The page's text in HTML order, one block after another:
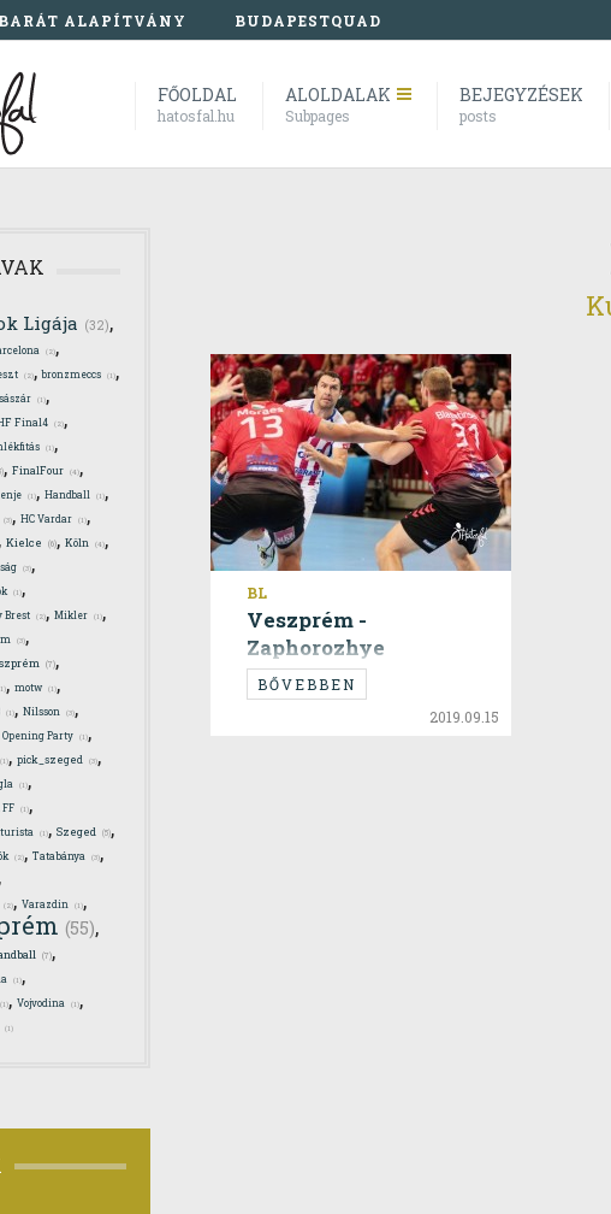
ALAPÍTVÁNY BUDAPESTQUAD
FŐOLDAL
hatosfal.hu
ALOLDALAK
Subpages
BEJEGYZÉSEK
posts
BL
Veszprém -
Zaphorozhye
BŐVEBBEN
2019.09.15
Ligája (32),
(2),
(2),bronzmeccs (1),
(1),
Final4 (2),
(1),
, FinalFour (4),
(1), Handball (1),
(3), HC Vardar (1),
, Kielce (6), Köln (4),
(3),
(1),
Brest (2), Mikler (1),
(3),
(7),
, motw (1),
(1), Nilsson (3),
Opening Party (1),
(1), pick_szeged (3),
(1),
FF (1),
(1), Szeged (5),
(2), Tatabánya (3),
,
(2), Varazdin (1),
(55),
(7),
(1),
(1), Vojvodina (1),
(1)